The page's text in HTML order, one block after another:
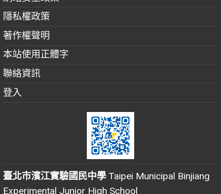
隱私權政策
著作權聲明
本站使用正體字
聯絡資訊
登入
臺北市濱江實驗國民中學 Taipei Municipal Binjiang
Experimental Junior High School